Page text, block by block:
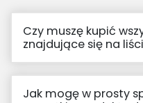
Czy muszę kupić
znajdujące się na
Jak mogę w prosty